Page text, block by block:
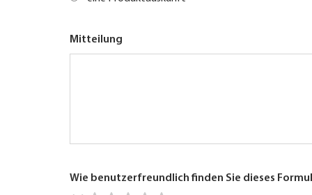
Mitteilung
Wie benutzerfreundlich finden Sie dieses